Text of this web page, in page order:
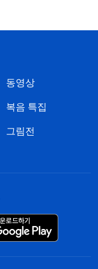
동영상
복음 특집
그림전